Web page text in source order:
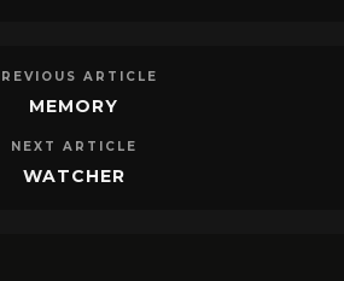
ARTICLE
MEMORY
NEXT ARTICLE
WATCHER